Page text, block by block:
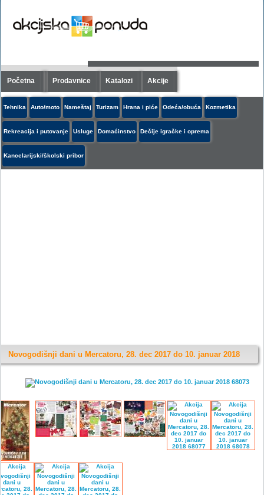
Početna Prodavnice Katalozi Akcije
Tehnika Auto/moto Nameštaj Turizam Hrana i piće Odeća/obuća Kozmetika
Rekreacija i putovanje Usluge Domaćinstvo Dečije igračke i oprema
Kancelarijski/školski pribor
Novogodišnji dani u Mercatoru, 28. dec 2017 do 10. januar 2018